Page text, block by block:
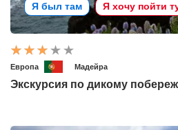
Я был там Я хочу пойти
Европа Мадейра
Экскурсия по дикому